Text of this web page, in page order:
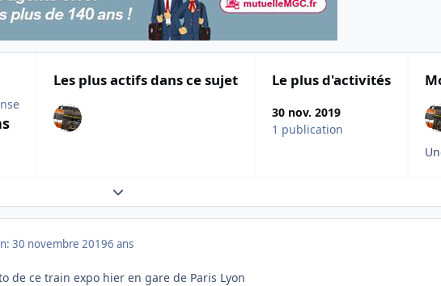
Les plus actifs dans ce sujet Le plus d'activités
30 nov. 2019
1 publication
Expand topic overview
30 novembre 20196 ans
de ce train expo hier en gare de Paris Lyon